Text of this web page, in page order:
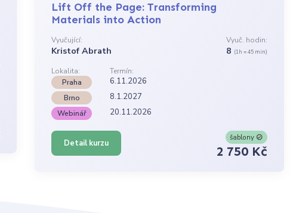
Lift Off the Page: Transforming
Materials into Action
Vyučující:
Kristof Abrath
Vyuč. hodin:
8 (1h = 45 min)
Lokalita:
Termín:
Praha
6.11.2026
Brno 8.1.2027
Webinář 20.11.2026
Detail kurzu
šablony
2 750 Kč